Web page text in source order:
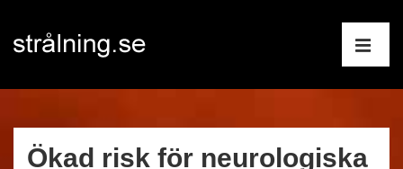
Hoppa
huvudinnehåll
Ökad risk för neurologiska